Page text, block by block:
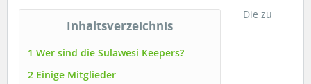
Inhaltsverzeichnis
1 Wer sind die Sulawesi Keepers?
2 Einige Mitglieder
Die zu